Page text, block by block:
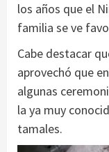
los años que el
familia se ve
Cabe destacar
aprovechó que
algunas
la ya muy
tamales.